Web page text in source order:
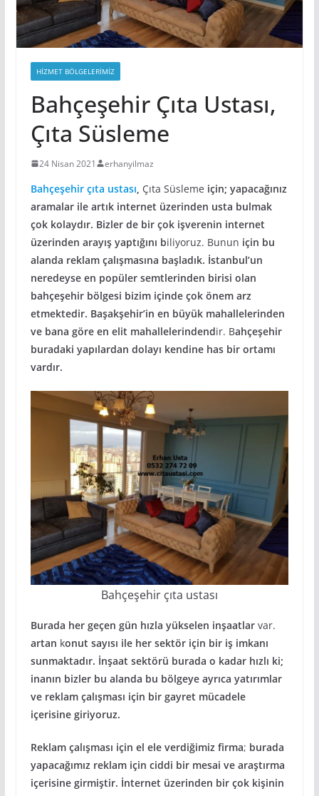
HIZMET BÖLGELERIMIZ
Bahçeşehir Çıta Ustası,
Çıta Süsleme
24 Nisan 2021 erhanyilmaz
Bahçeşehir çıta ustası, Çıta Süsleme için; yapacağınız
aramalar ile artık internet üzerinden usta bulmak
çok kolaydır. Bizler de bir çok işverenin internet
üzerinden arayış yaptığını biliyoruz. Bunun için bu
alanda reklam çalışmasına başladık. İstanbul’un
neredeyse en popüler semtlerinden birisi olan
bahçeşehir bölgesi bizim içinde çok önem arz
etmektedir. Başakşehir’in en büyük mahallelerinden
ve bana göre en elit mahallelerindendir. Bahçeşehir
buradaki yapılardan dolayı kendine has bir ortamı
vardır.
Bahçeşehir çıta ustası
Burada her geçen gün hızla yükselen inşaatlar var.
artan konut sayısı ile her sektör için bir iş imkanı
sunmaktadır. İnşaat sektörü burada o kadar hızlı ki;
inanın bizler bu alanda bu bölgeye ayrıca yatırımlar
ve reklam çalışması için bir gayret mücadele
içerisine giriyoruz.
Reklam çalışması için el ele verdiğimiz firma; burada
yapacağımız reklam için ciddi bir mesai ve araştırma
içerisine girmiştir. İnternet üzerinden bir çok kişinin